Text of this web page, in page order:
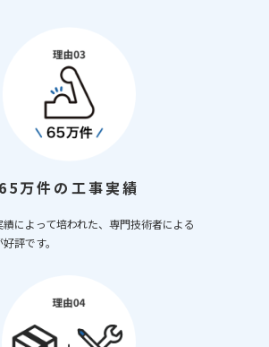
65万件の工事実績
によって培われた、専門技術者による
評です。